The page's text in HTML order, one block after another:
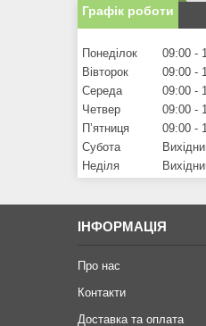
Графік роботи
Понеділок 09:00
Вівторок
09:00
Середа
09:00
Четвер
09:00
Пʼятниця
09:00
Субота
Неділя
ІНФОРМАЦІЯ
Про нас
Контакти
Доставка та оплата